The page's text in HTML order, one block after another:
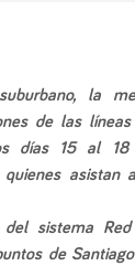
la
de las
días 15 al 18
asistan
sistema
de